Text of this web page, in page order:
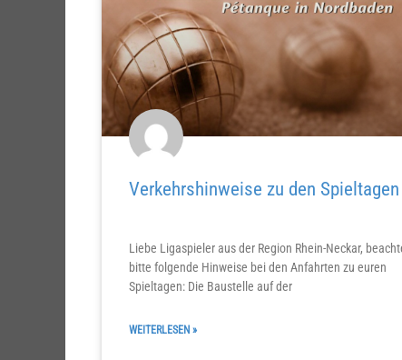
Verkehrshinweise zu den Spieltagen
Liebe Ligaspieler aus der Region Rhein-Neckar,
bitte folgende Hinweise bei den Anfahrten zu euren
Spieltagen: Die Baustelle auf der
WEITERLESEN »